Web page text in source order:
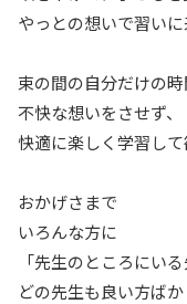
やっとの想いで習いに
束の間の自分だけの時
不快な想いをさせず、
快適に楽しく学習して
おかげさまで
いろんな方に
「先生のところにい
どの先生も良い方ば